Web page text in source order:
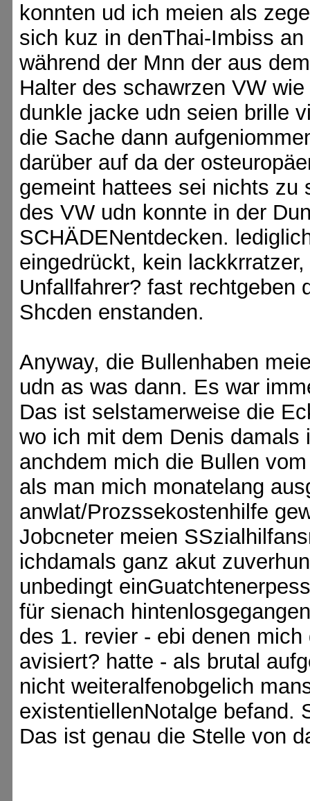
konnten ud ich meien als
sich kuz in denThai-Imbiss
während der Mnn der aus
Halter des schawrzen VW
dunkle jacke udn seien brille
die Sache dann
darüber auf da der
gemeint hattees sei nichts zu
des VW udn konnte in der
SCHÄDENentdecken.
eingedrückt, kein
Unfallfahrer? fast rechtgeben
Shcden enstanden.
Anyway, die Bullenhaben
udn as was dann. Es war
Das ist selstamerweise die
wo ich mit dem Denis damals
anchdem mich die Bullen
als man mich monatelang
anwlat/Prozssekostenhilfe
Jobcneter meien
ichdamals ganz akut
unbedingt
für sienach
des 1. revier - ebi denen
avisiert? hatte - als brutal
nicht weiteralfenobgelich
existentiellenNotalge befand.
Das ist genau die Stelle von